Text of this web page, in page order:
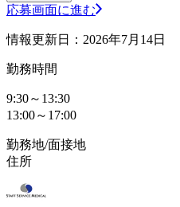
応募画面に進む
情報更新日：2026年7月14日
勤務時間
9:30～13:30
13:00～17:00
勤務地/面接地
住所